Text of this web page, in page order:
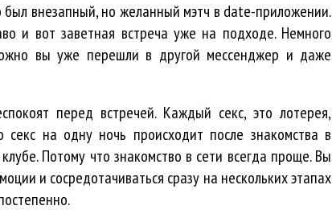
внезапный, но желанный мэтч в date-приложении.
и вот заветная встреча уже на подходе. Немного
вы уже перешли в другой мессенджер и даже
перед встречей. Каждый секс, это лотерея,
на одну ночь происходит после знакомства в
Потому что знакомство в сети всегда проще. Вы
и сосредотачиваться сразу на нескольких этапах